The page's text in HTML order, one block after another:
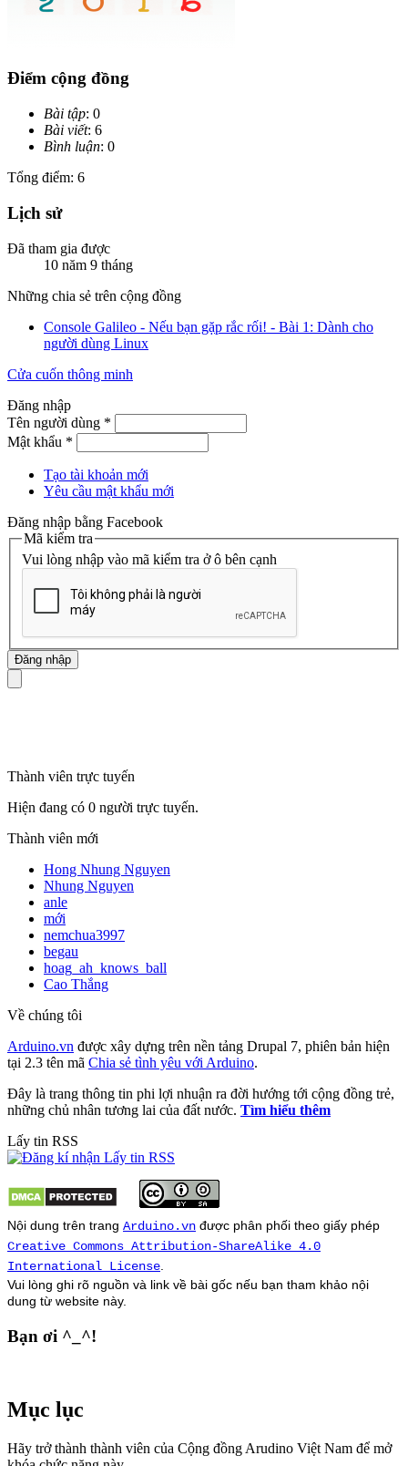
Điểm cộng đồng
Bài tập: 0
Bài viết: 6
Bình luận: 0
Tổng điểm: 6
Lịch sử
Đã tham gia được
10 năm 9 tháng
Những chia sẻ trên cộng đồng
Console Galileo - Nếu bạn gặp rắc rối! - Bài 1: Dành cho
người dùng Linux
Cửa cuốn thông minh
Đăng nhập
Tên người dùng *
Mật khẩu *
Tạo tài khoản mới
Yêu cầu mật khẩu mới
Đăng nhập bằng Facebook
Mã kiểm tra
Vui lòng nhập vào mã kiểm tra ở ô bên cạnh
Thành viên trực tuyến
Hiện đang có 0 người trực tuyến.
Thành viên mới
Hong Nhung Nguyen
Nhung Nguyen
anle
mới
nemchua3997
begau
hoag_ah_knows_ball
Cao Thắng
Về chúng tôi
Arduino.vn được xây dựng trên nền tảng Drupal 7, phiên bản hiện
tại 2.3 tên mã Chia sẻ tình yêu với Arduino.
Đây là trang thông tin phi lợi nhuận ra đời hướng tới cộng đồng trẻ,
những chủ nhân tương lai của đất nước. Tìm hiểu thêm
Lấy tin RSS
Nội dung trên trang Arduino.vn được phân phối theo giấy phép
Creative Commons Attribution-ShareAlike 4.0
International License
Vui lòng ghi rõ nguồn và link về bài gốc nếu bạn tham khảo nội
dung từ website này.
Bạn ơi ^_^!
Mục lục
Hãy trở thành thành viên của Cộng đồng Arudino Việt Nam để mở